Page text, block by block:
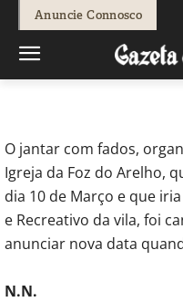
Anuncie Connosco
Redação - 8 de Março,
O jantar com fados,
Igreja da Foz do Arelho,
dia 10 de Março e que
e Recreativo da vila, foi
anunciar nova data
N.N.